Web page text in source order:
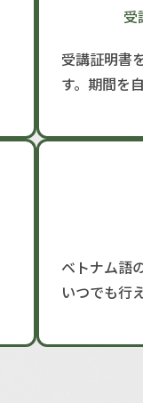
受
受講証明書
す。期間を
ベトナム語
いつでも行